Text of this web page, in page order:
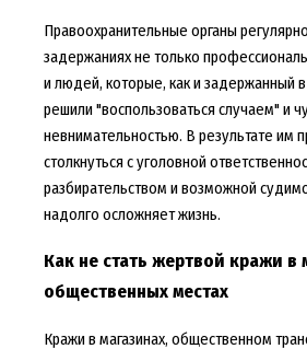
Правоохранительные органы
задержаниях не только
и людей, которые, как и задержанный
решили "воспользоваться случаем" и
невнимательностью. В результате им
столкнуться с уголовной
разбирательством и возможной
надолго осложняет жизнь.
Как не стать жертвой кражи в
общественных местах
Кражи в магазинах, общественном